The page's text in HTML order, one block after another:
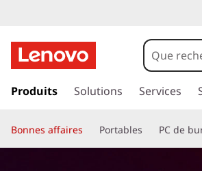
a
e
r
Produits Solutions Services
Bonnes affaires Portables PC de